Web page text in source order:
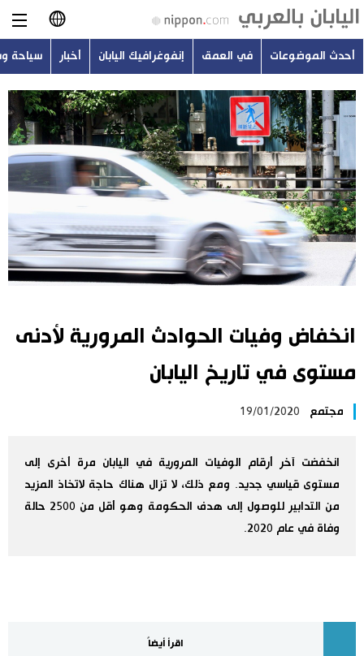
日本語
English
简体字
繁體字
Français
Español
أحدث الموضوعات
في العمق
إنفوغرافيك اليابان
سياحة وسفر
اليابان في فيديو
علوم وتكنولوجيا
الأقسام
أشخاص
اللغة اليابانية
أحدث الموضوعات في العمق إنفوغرافيك اليابان أخبار سياحة
انخفاض وفيات الحوادث المرورية لأدنى
مستوى في تاريخ اليابان
مجتمع 19/01/2020
انخفضت آخر أرقام الوفيات المرورية في اليابان مرة أخرى إلى
مستوى قياسي جديد. ومع ذلك، لا تزال هناك حاجة لاتخاذ المزيد
من التدابير للوصول إلى هدف الحكومة وهو أقل من 2500 حالة
وفاة في عام 2020.
اقرأ أيضاً